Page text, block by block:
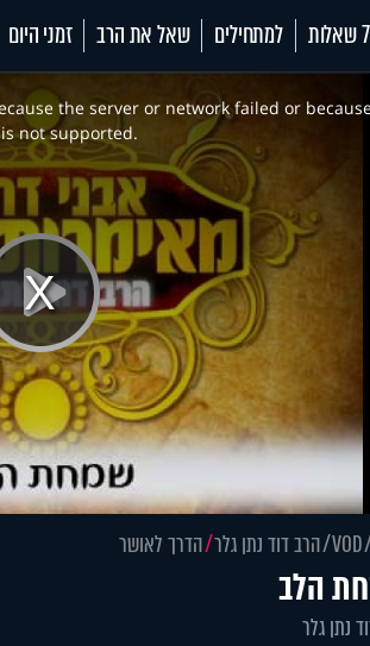
למתחילים שאל את הרב זמני היום
Play
Video
the server or network failed or
not supported.
VOD הרב דוד נתן גלר הדרך לאושר
הלב
נתן גלר